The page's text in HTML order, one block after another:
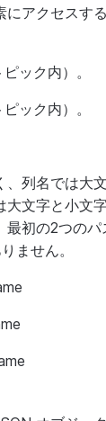
28",
Toyota",
アクセスす
ック内）。
ック内）。
列名では大
文字と小文
初の2つのパ
ません。